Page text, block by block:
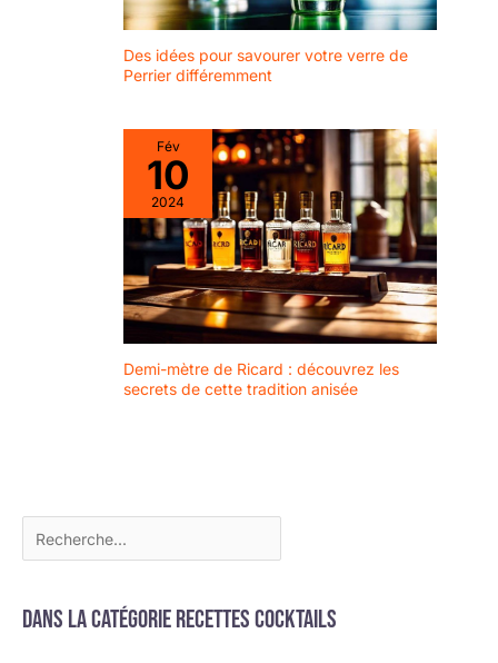
attendez-vous à
unique et charmant de
chaque pièce à la
Des idées pour savourer votre verre de
Perrier différemment
Fév
10
2024
Demi-mètre de Ricard : découvrez les
secrets de cette tradition anisée
Dans la catégorie Recettes cocktails